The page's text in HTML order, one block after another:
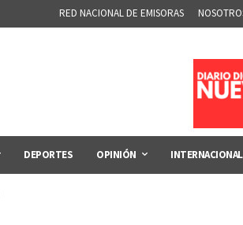
RED NACIONAL DE EMISORAS
DEPORTES OPINIÓN INTERNACIONAL